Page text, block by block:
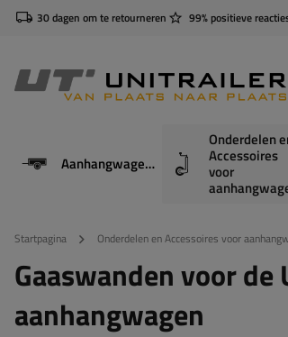
30 dagen om te retourneren 99% positieve
Aanhangwagens
Onderdelen
Accessoires
voor
Startpagina Onderdelen en Accessoires voor
Gaaswanden voor de
aanhangwagen